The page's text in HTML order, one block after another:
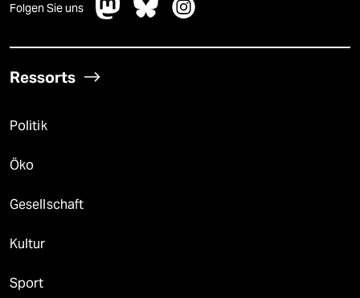
Folgen Sie uns
Ressorts
Politik
Öko
Gesellschaft
Kultur
Sport